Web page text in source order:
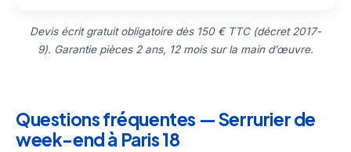
Devis écrit gratuit obligatoire dès 150 € TTC (décret 2017-
9). Garantie pièces 2 ans, 12 mois sur la main d’œuvre.
Questions fréquentes — Serrurier de
week-end à Paris 18